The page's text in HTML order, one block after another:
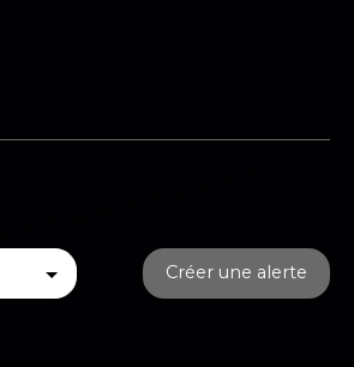
Créer une alerte